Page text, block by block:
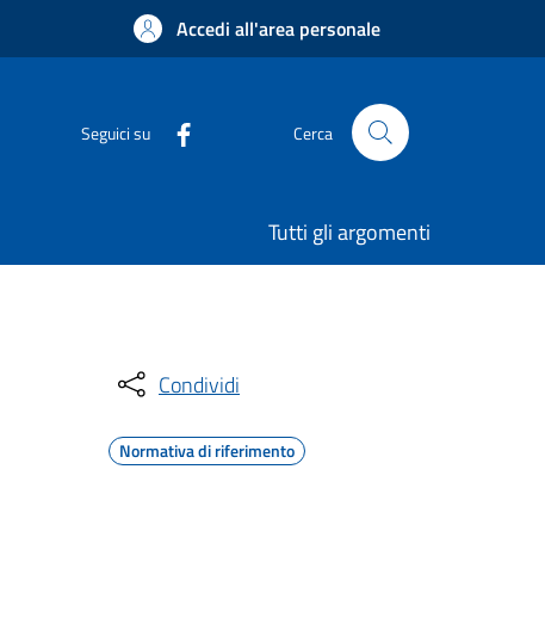
Accedi all'area personale
Seguici su Cerca
Tutti gli argomenti
Condividi
Normativa di riferimento